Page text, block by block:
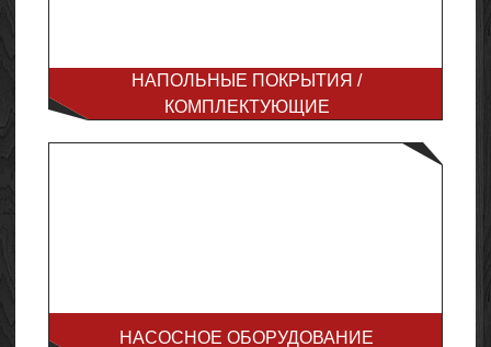
НАПОЛЬНЫЕ ПОКРЫТИЯ /
КОМПЛЕКТУЮЩИЕ
НАСОСНОЕ ОБОРУДОВАНИЕ